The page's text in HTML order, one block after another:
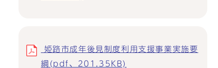
姫路市成年後見制度利用支援事業実施要
綱(pdf、201.35KB)